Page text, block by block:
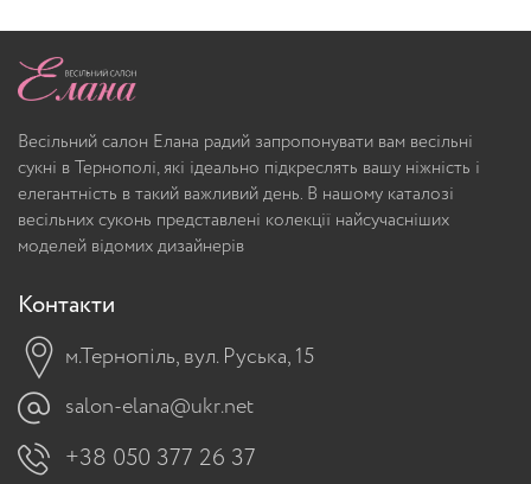
Весільний салон Елана радий запропонувати вам весільні
сукні в Тернополі, які ідеально підкреслять вашу ніжність і
елегантність в такий важливий день. В нашому каталозі
весільних суконь представлені колекції найсучасніших
моделей відомих дизайнерів
Контакти
м.Тернопіль, вул. Руська, 15
salon-elana@ukr.net
+38 050 377 26 37